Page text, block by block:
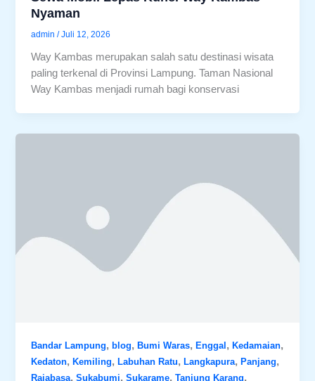
Nyaman
admin/Juli 12, 2026
Way Kambas merupakan salah satu destinasi wisata
paling terkenal di Provinsi Lampung. Taman Nasional
Way Kambas menjadi rumah bagi konservasi
Bandar Lampung,blog,Bumi Waras,Enggal ,Kedamaian,
Kedaton,Kemiling,Labuhan Ratu,Langkapura,Panjang,
Rajabasa,Sukabumi,Sukarame,Tanjung Karang,